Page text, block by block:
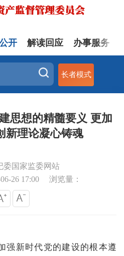
开 解读回应 办事服务
长者模式
思想的精髓要义 更加
新理论凝心铸魂
委国家监委网站
26 17:00
浏览量：
强新时代党的建设的根本遵